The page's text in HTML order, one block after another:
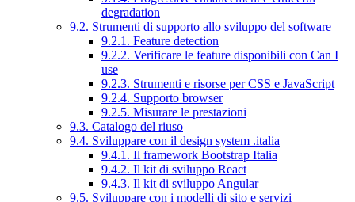
degradation
9.2. Strumenti di supporto allo sviluppo del software
9.2.1. Feature detection
9.2.2. Verificare le feature disponibili con Can I
use
9.2.3. Strumenti e risorse per CSS e JavaScript
9.2.4. Supporto browser
9.2.5. Misurare le prestazioni
9.3. Catalogo del riuso
9.4. Sviluppare con il design system .italia
9.4.1. Il framework Bootstrap Italia
9.4.2. Il kit di sviluppo React
9.4.3. Il kit di sviluppo Angular
9.5. Sviluppare con i modelli di sito e servizi